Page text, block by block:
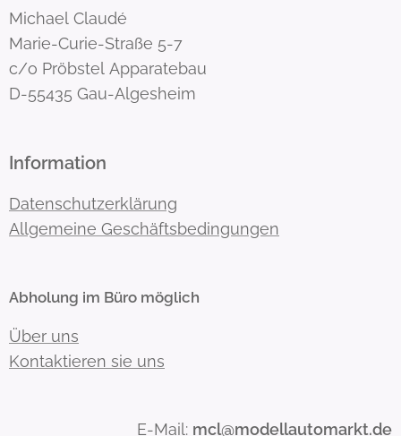
Michael Claudé
Marie-Curie-Straße 5-7
c/o Pröbstel Apparatebau
D-55435 Gau-Algesheim
Information
Datenschutzerklärung
Allgemeine Geschäftsbedingungen
Abholung im Büro möglich
Über uns
Kontaktieren sie uns
E-Mail: mcl@modellautomarkt.de